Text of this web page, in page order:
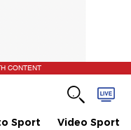
CONTENT
Sport Video Sport